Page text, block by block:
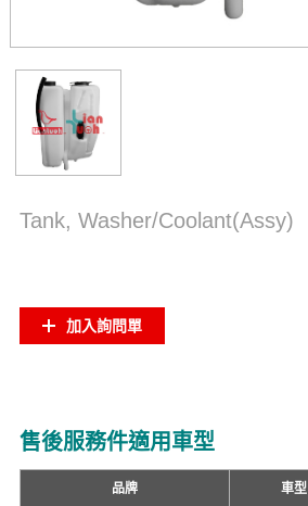
Tank, Washer/Coolant(Assy)
加入詢問單
售後服務件適用車型
品牌 車型